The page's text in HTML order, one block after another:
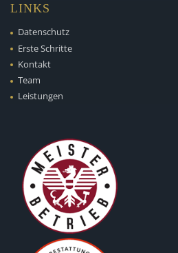
LINKS
Datenschutz
Erste Schritte
Kontakt
Team
Leistungen